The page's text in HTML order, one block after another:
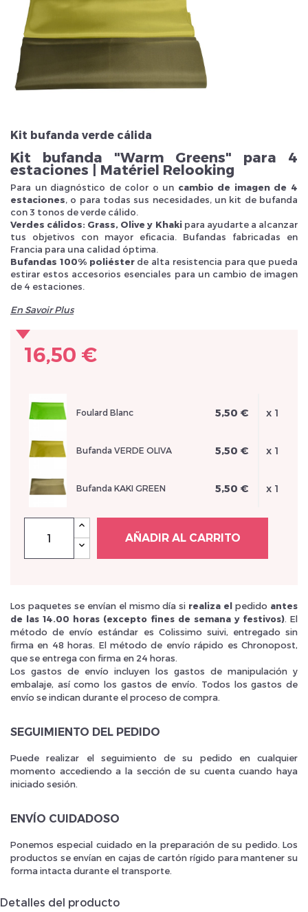
Veuillez réinitialiser votre mot de passe
Inscrivez vous et ainsi bénéficier des tarifs professionnel
Kit bufanda verde cálida
Kit bufanda "Warm Greens" para 4
estaciones | Matériel Relooking
Para un diagnóstico de color o un cambio de imagen de 4
estaciones, o para todas sus necesidades, un kit de bufanda
con 3 tonos de verde cálido.
Verdes cálidos: Grass, Olive y Khakipara ayudarte a alcanzar
tus objetivos con mayor eficacia. Bufandas fabricadas en
Francia para una calidad óptima.
Bufandas 100% poliésterde alta resistencia para que pueda
estirar estos accesorios esenciales para un cambio de imagen
de 4 estaciones.
En Savoir Plus
16,50 €
Foulard Blanc 5,50 € x 1
Bufanda VERDE OLIVA 5,50 € x 1
Bufanda KAKI GREEN 5,50 € x 1
AÑADIR AL CARRITO
Los paquetes se envían el mismo día si realiza el pedido antes
de las 14.00 horas (excepto fines de semana y festivos) . El
método de envío estándar es Colissimo suivi, entregado sin
firma en 48 horas. El método de envío rápido es Chronopost,
que se entrega con firma en 24 horas.
Los gastos de envío incluyen los gastos de manipulación y
embalaje, así como los gastos de envío. Todos los gastos de
envío se indican durante el proceso de compra.
SEGUIMIENTO DEL PEDIDO
Puede realizar el seguimiento de su pedido en cualquier
momento accediendo a la sección de su cuenta cuando haya
iniciado sesión.
ENVÍO CUIDADOSO
Ponemos especial cuidado en la preparación de su pedido. Los
productos se envían en cajas de cartón rígido para mantener su
forma intacta durante el transporte.
Detalles del producto